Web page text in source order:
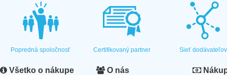
Popredná spoločnosť Certifikovaný partner Sieť dodávateľov
Všetko o nákupe O nás